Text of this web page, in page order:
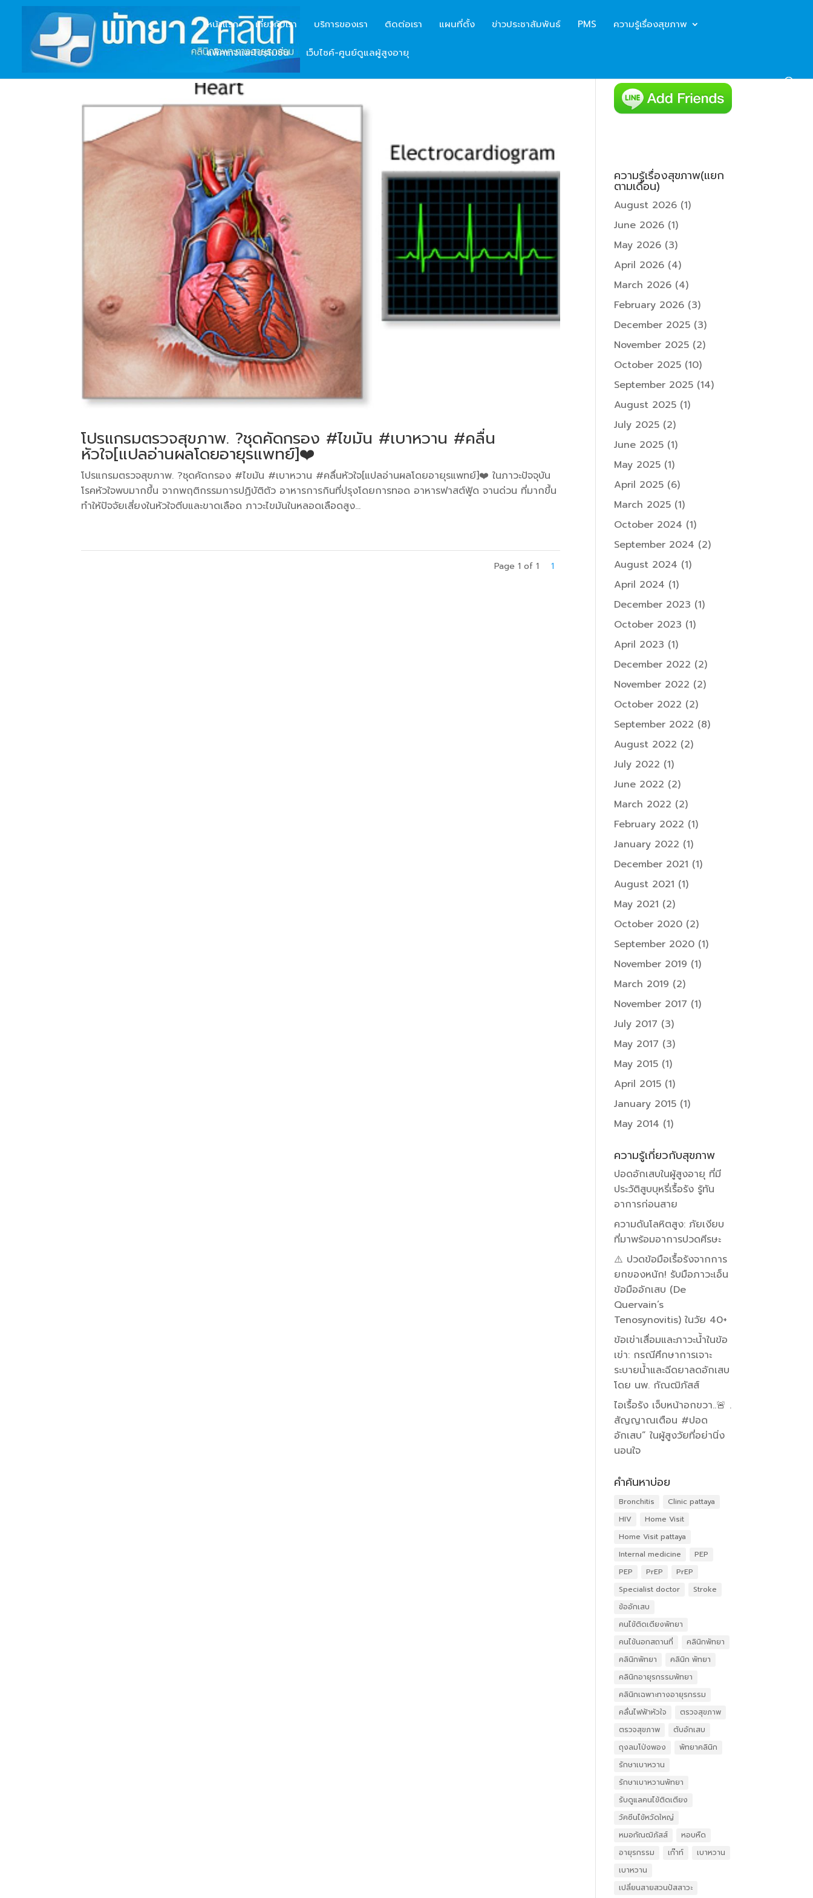
หน้าแรก เกี่ยวกับเรา บริการของเรา ติดต่อเรา แผนที่ตั้ง ข่าวประชาสัมพันธ์ PMS ความรู้เรื่องสุขภาพ
แพ็คเกจและโปรโมชั่น เว็บไซค์-ศูนย์ดูแลผู้สูงอายุ
โปรแกรมตรวจสุขภาพ. ?ชุดคัดกรอง #ไขมัน #เบาหวาน #คลื่น
หัวใจ[แปลอ่านผลโดยอายุรแพทย์]❤️
โปรแกรมตรวจสุขภาพ. ?ชุดคัดกรอง #ไขมัน #เบาหวาน #คลื่นหัวใจ[แปลอ่านผลโดยอายุรแพทย์]❤️ ในภาวะปัจจุบัน
โรคหัวใจพบมากขึ้น จากพฤติกรรมการปฏิบัติตัว อาหารการกินที่ปรุงโดยการทอด อาหารฟาสต์ฟู้ด จานด่วน ที่มากขึ้น
ทำให้ปัจจัยเสี่ยงในหัวใจตีบและขาดเลือด ภาวะไขมันในหลอดเลือดสูง...
Page 1 of 1 1
ความรู้เรื่องสุขภาพ(แยก
ตามเดือน)
August 2026 (1)
June 2026 (1)
May 2026 (3)
April 2026 (4)
March 2026 (4)
February 2026 (3)
December 2025 (3)
November 2025 (2)
October 2025 (10)
September 2025 (14)
August 2025 (1)
July 2025 (2)
June 2025 (1)
May 2025 (1)
April 2025 (6)
March 2025 (1)
October 2024 (1)
September 2024 (2)
August 2024 (1)
April 2024 (1)
December 2023 (1)
October 2023 (1)
April 2023 (1)
December 2022 (2)
November 2022 (2)
October 2022 (2)
September 2022 (8)
August 2022 (2)
July 2022 (1)
June 2022 (2)
March 2022 (2)
February 2022 (1)
January 2022 (1)
December 2021 (1)
August 2021 (1)
May 2021 (2)
October 2020 (2)
September 2020 (1)
November 2019 (1)
March 2019 (2)
November 2017 (1)
July 2017 (3)
May 2017 (3)
May 2015 (1)
April 2015 (1)
January 2015 (1)
May 2014 (1)
ความรู้เกี่ยวกับสุขภาพ
ปอดอักเสบในผู้สูงอายุ ที่มี
ประวัติสูบบุหรี่เรื้อรัง รู้ทัน
อาการก่อนสาย
ความดันโลหิตสูง: ภัยเงียบ
ที่มาพร้อมอาการปวดศีรษะ
⚠️ ปวดข้อมือเรื้อรังจากการ
ยกของหนัก! รับมือภาวะเอ็น
ข้อมืออักเสบ (De
Quervain’s
Tenosynovitis) ในวัย 40+
ข้อเข่าเสื่อมและภาวะน้ำในข้อ
เข่า: กรณีศึกษาการเจาะ
ระบายน้ำและฉีดยาลดอักเสบ
โดย นพ. กัณฒิภัสส์
ไอเรื้อรัง เจ็บหน้าอกขวา..🚨 .
สัญญาณเตือน #ปอด
อักเสบ” ในผู้สูงวัยที่อย่านิ่ง
นอนใจ
คำค้นหาบ่อย
Bronchitis
Clinic pattaya
HIV
Home Visit
Home Visit pattaya
Internal medicine
PEP
PEP
PrEP
PrEP
Specialist doctor
Stroke
ข้ออักเสบ
คนไข้ติดเตียงพัทยา
คนไข้นอกสถานที่
คลินิกพัทยา
คลินิกพัทยา
คลินิก พัทยา
คลินิกอายุรกรรมพัทยา
คลินิกเฉพาะทางอายุรกรรม
คลื่นไฟฟ้าหัวใจ
ตรวจสุขภาพ
ตรวจสุขภาพ
ตับอักเสบ
ถุงลมโป่งพอง
พัทยาคลินิก
รักษาเบาหวาน
รักษาเบาหวานพัทยา
รับดูแลคนไข้ติดเตียง
วัคซีนไข้หวัดใหญ่
หมอกัณฒิภัสส์
หอบหืด
อายุรกรรม
เก๊าท์
เบาหวาน
เบาหวาน
เปลี่ยนสายสวนปัสสาวะ